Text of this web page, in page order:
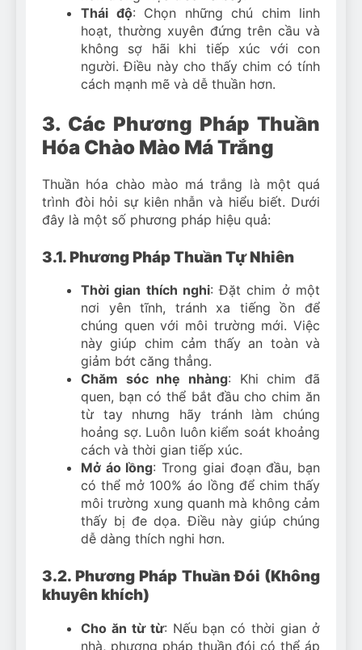
Thái độ: Chọn những chú chim linh
hoạt, thường xuyên đứng trên cầu và
không sợ hãi khi tiếp xúc với con
người. Điều này cho thấy chim có tính
cách mạnh mẽ và dễ thuần hơn.
3. Các Phương Pháp Thuần
Hóa Chào Mào Má Trắng
Thuần hóa chào mào má trắng là một quá
trình đòi hỏi sự kiên nhẫn và hiểu biết. Dưới
đây là một số phương pháp hiệu quả:
3.1. Phương Pháp Thuần Tự Nhiên
Thời gian thích nghi: Đặt chim ở một
nơi yên tĩnh, tránh xa tiếng ồn để
chúng quen với môi trường mới. Việc
này giúp chim cảm thấy an toàn và
giảm bớt căng thẳng.
Chăm sóc nhẹ nhàng: Khi chim đã
quen, bạn có thể bắt đầu cho chim ăn
từ tay nhưng hãy tránh làm chúng
hoảng sợ. Luôn luôn kiểm soát khoảng
cách và thời gian tiếp xúc.
Mở áo lồng: Trong giai đoạn đầu, bạn
có thể mở 100% áo lồng để chim thấy
môi trường xung quanh mà không cảm
thấy bị đe dọa. Điều này giúp chúng
dễ dàng thích nghi hơn.
3.2. Phương Pháp Thuần Đói (Không
khuyên khích)
Cho ăn từ từ: Nếu bạn có thời gian ở
nhà, phương pháp thuần đói có thể áp